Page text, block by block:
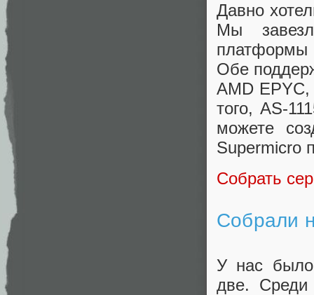
Давно
Мы
платформы
Обе
AMD
того, AS-
можете
Supermicro
Собрать
Собрали
У нас было
две. Среди